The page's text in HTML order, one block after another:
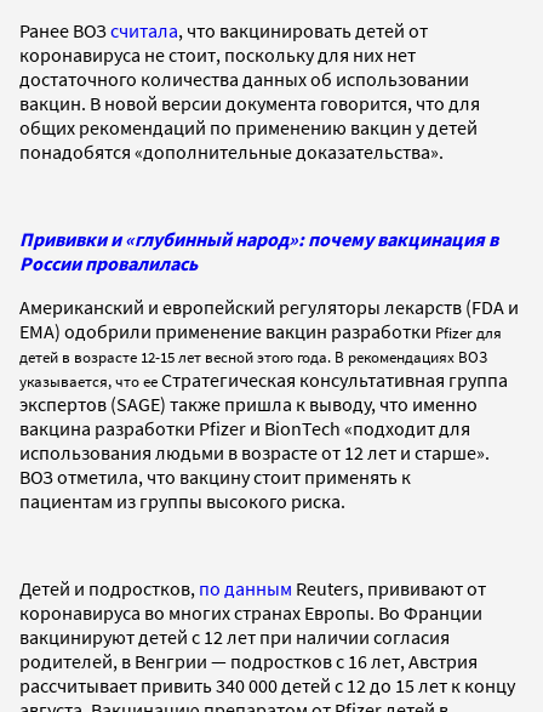
Ранее ВОЗсчитала, что вакцинировать детей от
коронавируса не стоит, поскольку для них нет
достаточного количества данных об использовании
вакцин. В новой версии документа говорится, что для
общих рекомендаций по применению вакцин у детей
понадобятся «дополнительные доказательства».
Прививки и «глубинный народ»: почему вакцинация в
России провалилась
Американский и европейский регуляторы лекарств (FDA и
EMA) одобрили применение вакцин разработки Pfizer для
детей в возрасте 12-15 лет весной этого года. В рекомендациях ВОЗ
указывается, что ееСтратегическая консультативная группа
экспертов (SAGE) также пришла к выводу, что именно
вакцина разработки Pfizer и BionTech «подходит для
использования людьми в возрасте от 12 лет и старше».
ВОЗ отметила, что вакцину стоит применять к
пациентам из группы высокого риска.
Детей и подростков, по данным Reuters, прививают от
коронавируса во многих странах Европы. Во Франции
вакцинируют детей с 12 лет при наличии согласия
родителей, в Венгрии — подростков с 16 лет, Австрия
рассчитывает привить 340 000 детей с 12 до 15 лет к концу